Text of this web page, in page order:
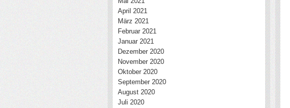
April 2021
März 2021
Februar 2021
Januar 2021
Dezember 2020
November 2020
Oktober 2020
September 2020
August 2020
Juli 2020